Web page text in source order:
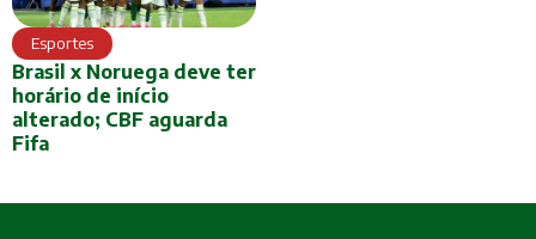
Esportes
Brasil x Noruega deve ter
horário de início
alterado; CBF aguarda
Fifa